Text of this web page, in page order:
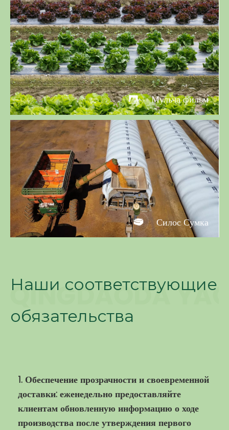
Мульча фильм
Силос Сумка
Наши соответствующие
обязательства
1. Обеспечение прозрачности и своевременной
доставки: еженедельно предоставляйте
клиентам обновленную информацию о ходе
производства после утверждения первого